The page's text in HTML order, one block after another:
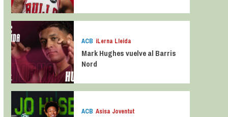
ACB iLerna Lleida
Mark Hughes vuelve al Barris
Nord
ACB Asisa Joventut